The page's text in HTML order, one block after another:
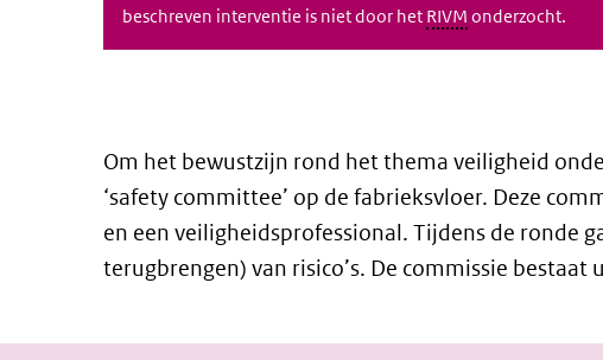
beschreven interventie is niet door het RIVM onderzocht.
Om het bewustzijn rond het thema veiligheid
‘safety committee’ op de fabrieksvloer. Deze
en een veiligheidsprofessional. Tijdens de ronde
terugbrengen) van risico’s. De commissie